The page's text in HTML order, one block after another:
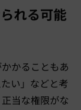
れる可能
かることもあ
い」などと考
当な権限がな